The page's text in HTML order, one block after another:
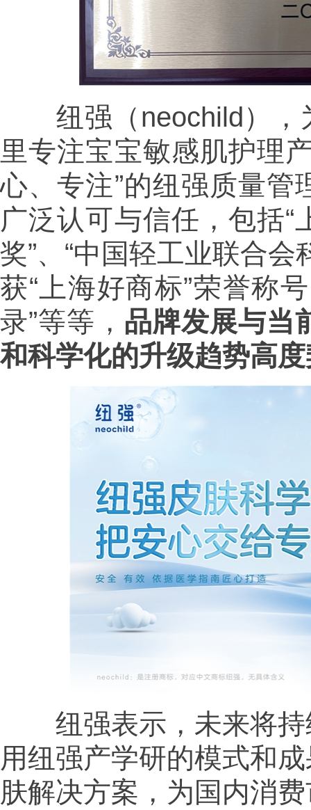
纽强（neochild），
里专注宝宝敏感肌护理
心、专注”的纽强质量
广泛认可与信任，包括
奖”、“中国轻工业联合
获“上海好商标”荣誉称
录”等等， 品牌发展与当
和科学化的升级趋势高
纽强表示，未来将持
用纽强产学研的模式和
肤解决方案，为国内消